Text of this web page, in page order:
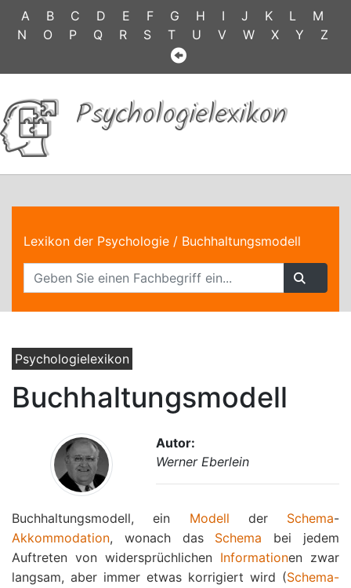
A B C D E F G H I J K L
M
N
O P Q R S T U V W X Y Z
Psychologielexikon
Lexikon der Psychologie / Buchhaltungsmodell
Psychologielexikon
Buchhaltungsmodell
Autor:
Werner Eberlein
Buchhaltungsmodell, ein Modell der Schema-
Akkommodation, wonach das Schema bei jedem
Auftreten von widersprüchlichen Informationen zwar
langsam, aber immer etwas korrigiert wird (Schema-